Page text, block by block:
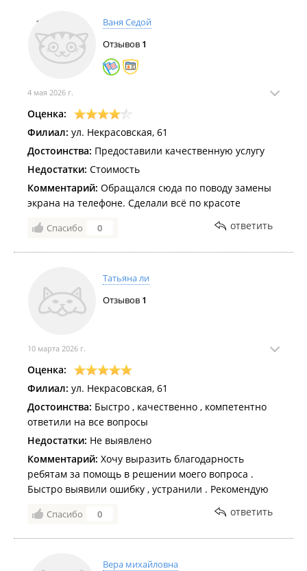
Ваня Седой
Отзывов 1
4 мая 2026 г.
Оценка:
Филиал: ул. Некрасовская, 61
Достоинства: Предоставили качественную услугу
Недостатки: Стоимость
Комментарий: Обращался сюда по поводу замены
экрана на телефоне. Сделали всё по красоте
Спасибо 0 ответить
Татьяна ли
Отзывов 1
10 марта 2026 г.
Оценка:
Филиал: ул. Некрасовская, 61
Достоинства: Быстро , качественно , компетентно
ответили на все вопросы
Недостатки: Не выявлено
Комментарий: Хочу выразить благодарность
ребятам за помощь в решении моего вопроса .
Быстро выявили ошибку , устранили . Рекомендую
Спасибо 0 ответить
Вера михайловна